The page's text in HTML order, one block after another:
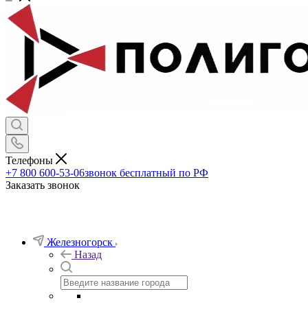
Телефоны
+7 800 600-53-06звонок бесплатный по РФ
Заказать звонок
Железногорск
Назад